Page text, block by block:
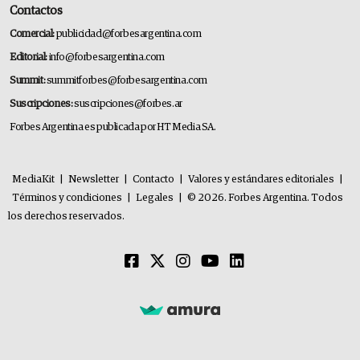
Contactos
Comercial:publicidad@forbesargentina.com
Editorial:info@forbesargentina.com
Summit:summitforbes@forbesargentina.com
Suscripciones:suscripciones@forbes.ar
Forbes Argentina es publicada por HT Media SA.
MediaKit Newsletter Contacto Valores y estándares editoriales
Términos y condiciones
Legales
© 2026. Forbes Argentina. Todos
los derechos reservados.